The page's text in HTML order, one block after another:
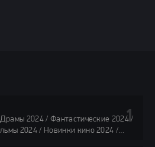
2024 / Фантастические 2024 /
2024 / Новинки кино 2024 /